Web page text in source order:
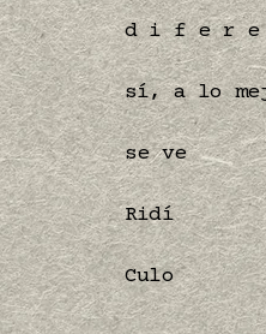
d i f e r e
sí, a lo
se ve
Ridí
Culo